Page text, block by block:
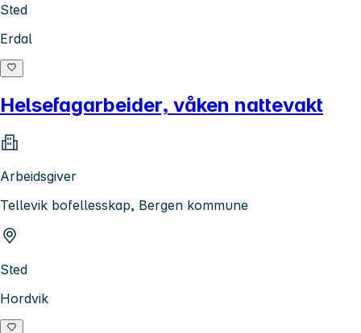
Sted
Erdal
Helsefagarbeider, våken nattevakt
Arbeidsgiver
Tellevik bofellesskap, Bergen kommune
Sted
Hordvik